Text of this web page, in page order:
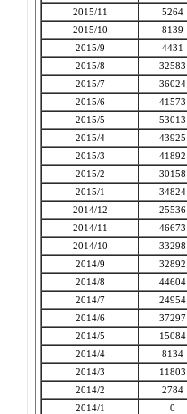
2015/11
5264
2015/10
8139
2015/9
4431
2015/8
32583
2015/7
36024
2015/6
41573
2015/5
53013
2015/4
43925
2015/3
41892
2015/2
30158
2015/1
34824
2014/12
25536
2014/11
46673
2014/10
33298
2014/9
32892
2014/8
44604
2014/7
24954
2014/6
37297
2014/5
15084
2014/4
8134
2014/3
11803
2014/2
2784
2014/1
0